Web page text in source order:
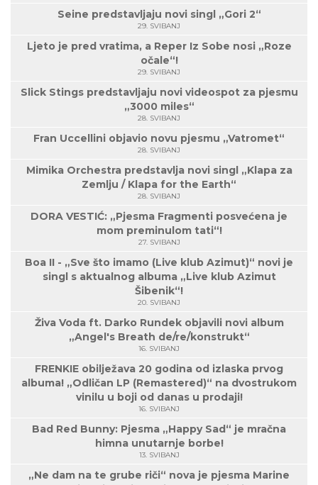
Seine predstavljaju novi singl „Gori 2“
29. SVIBANJ
Ljeto je pred vratima, a Reper Iz Sobe nosi „Roze
očale“!
29. SVIBANJ
Slick Stings predstavljaju novi videospot za pjesmu
„3000 miles“
28. SVIBANJ
Fran Uccellini objavio novu pjesmu „Vatromet“
28. SVIBANJ
Mimika Orchestra predstavlja novi singl „Klapa za
Zemlju / Klapa for the Earth“
28. SVIBANJ
DORA VESTIĆ: „Pjesma Fragmenti posvećena je
mom preminulom tati“!
27. SVIBANJ
Boa II - „Sve što imamo (Live klub Azimut)“ novi je
singl s aktualnog albuma „Live klub Azimut
Šibenik“!
20. SVIBANJ
Živa Voda ft. Darko Rundek objavili novi album
„Angel's Breath de/re/konstrukt“
16. SVIBANJ
FRENKIE obilježava 20 godina od izlaska prvog
albuma! „Odličan LP (Remastered)“ na dvostrukom
vinilu u boji od danas u prodaji!
16. SVIBANJ
Bad Red Bunny: Pjesma „Happy Sad“ je mračna
himna unutarnje borbe!
13. SVIBANJ
„Ne dam na te grube riči“ nova je pjesma Marine